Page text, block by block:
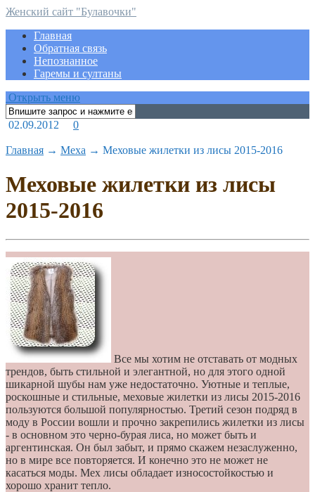
Женский сайт "Булавочки"
Главная
Обратная связь
Непознанное
Гаремы и султаны
Открыть меню
02.09.2012 0
Главная → Меха → Меховые жилетки из лисы 2015-2016
Меховые жилетки из лисы
2015-2016
Все мы хотим не отставать от модных
трендов, быть стильной и элегантной, но для этого одной
шикарной шубы нам уже недостаточно. Уютные и теплые,
роскошные и стильные, меховые жилетки из лисы 2015-2016
пользуются большой популярностью. Третий сезон подряд в
моду в России вошли и прочно закрепились жилетки из лисы
- в основном это черно-бурая лиса, но может быть и
аргентинская. Он был забыт, и прямо скажем незаслуженно,
но в мире все повторяется. И конечно это не может не
касаться моды. Мех лисы обладает износостойкостью и
хорошо хранит тепло.